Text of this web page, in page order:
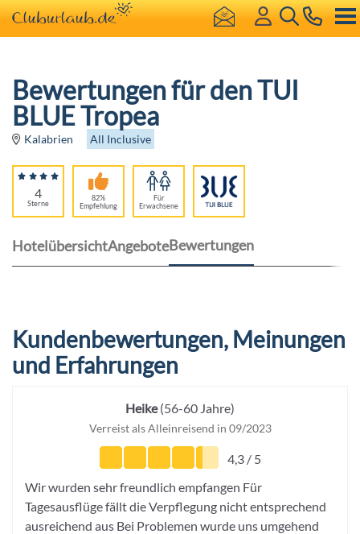
Bewertungen für den TUI
BLUE Tropea
Kalabrien All Inclusive
4
Sterne
82%
Empfehlung
Für
Erwachsene
HotelübersichtAngeboteBewertungen
Kundenbewertungen, Meinungen
und Erfahrungen
Heike(56-60 Jahre)
Verreist als Alleinreisend in 09/2023
4,3 / 5
Wir wurden sehr freundlich empfangen Für
Tagesausflüge fällt die Verpflegung nicht entsprechend
ausreichend aus Bei Problemen wurde uns umgehend